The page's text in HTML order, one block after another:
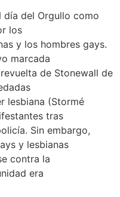
día del Orgullo como
los
y los hombres gays.
marcada
de Stonewall de
lesbiana (Stormé
tras
Sin embargo,
y lesbianas
contra la
era